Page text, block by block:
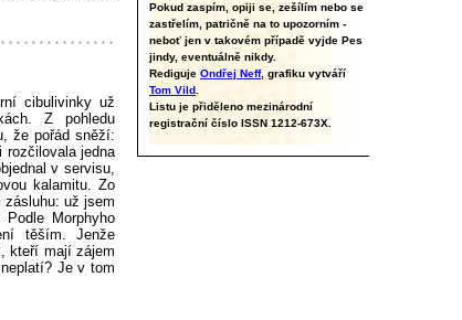
Pokud zaspím, opiji se, zešílím nebo se
zastřelím, patričně na to upozorním -
neboť jen v takovém případě vyjde Pes
jindy, eventuálně nikdy.
Rediguje Ondřej Neff, grafiku vytváří
Tom Vild
Listu je přiděleno mezinárodní
registrační číslo ISSN 1212-673X.
cibulivinky už
Z pohledu
že pořád sněží:
jedna
v servisu,
kalamitu. Zo
už jsem
Morphyho
těším. Jenže
kteří mají zájem
Je v tom